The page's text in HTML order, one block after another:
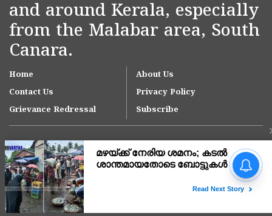
and around Kerala, especially
from the Malabar area, South
Canara.
Home
About Us
Contact Us
Privacy Policy
Grievance Redressal
Subscribe
Copyright © 2007-
മഴയ്ക്ക് നേരിയ ശമനം;
കടൽ ശാന്തമായതോടെ